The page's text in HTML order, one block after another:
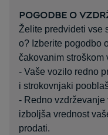
POGODBE O
Želite predvideti vse
o? Izberite pogodbo
čakovanim stroškom
- Vaše vozilo redno
i strokovnjaki
- Redno
izboljša vrednost
prodati.